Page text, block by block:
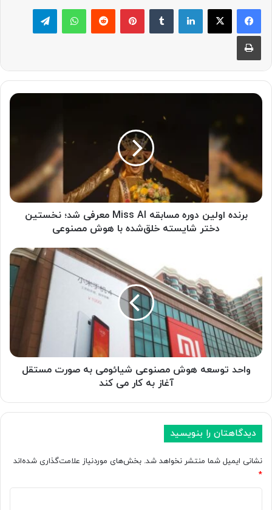
لینکدین پینترست ‫رددیت واتس آپ
چاپ
ب
و
ل
ی
م
س
ا
ب
ق
ه
M
A
ع
ر
ف
برنده اولین دوره مسابقه Miss AI معرفی شد؛ نخستین
دختر شایسته خلق‌شده با هوش مصنوعی
ح
د
ت
و
س
ع
ه
و
ع
ی
واحد توسعه هوش مصنوعی شیائومی به صورت مستقل
آغاز به کار می کند
دیدگاهتان را بنویسید
نشانی ایمیل شما منتشر نخواهد شد. بخش‌های موردنیاز علامت‌گذاری شده‌اند
*